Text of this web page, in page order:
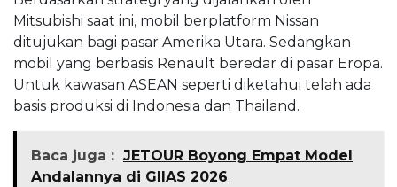
Mitsubishi saat ini, mobil berplatform Nissan
ditujukan bagi pasar Amerika Utara. Sedangkan
mobil yang berbasis Renault beredar di pasar Eropa.
Untuk kawasan ASEAN seperti diketahui telah ada
basis produksi di Indonesia dan Thailand.
Baca juga : JETOUR Boyong Empat Model
Andalannya di GIIAS 2026